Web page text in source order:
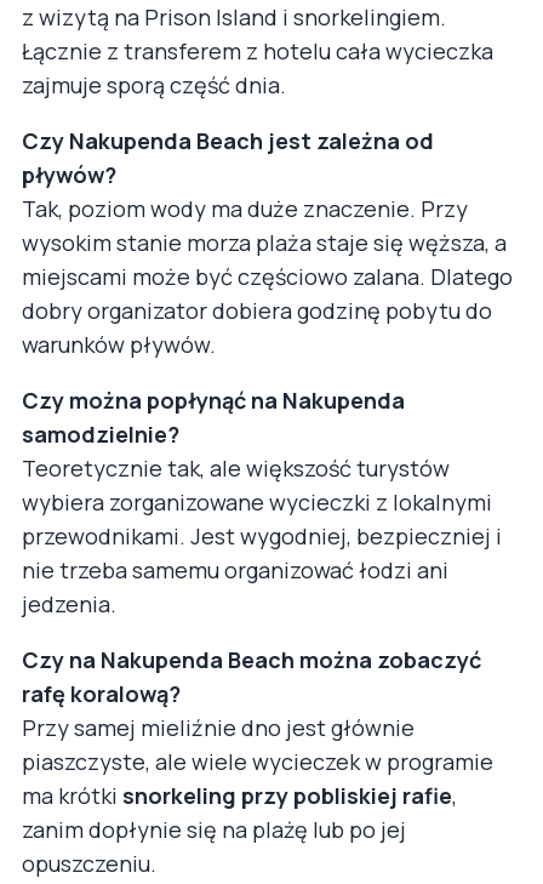
z wizytą na Prison Island i snorkelingiem.
Łącznie z transferem z hotelu cała wycieczka
zajmuje sporą część dnia.
Czy Nakupenda Beach jest zależna od
pływów?
Tak, poziom wody ma duże znaczenie. Przy
wysokim stanie morza plaża staje się węższa, a
miejscami może być częściowo zalana. Dlatego
dobry organizator dobiera godzinę pobytu do
warunków pływów.
Czy można popłynąć na Nakupenda
samodzielnie?
Teoretycznie tak, ale większość turystów
wybiera zorganizowane wycieczki z lokalnymi
przewodnikami. Jest wygodniej, bezpieczniej i
nie trzeba samemu organizować łodzi ani
jedzenia.
Czy na Nakupenda Beach można zobaczyć
rafę koralową?
Przy samej mieliźnie dno jest głównie
piaszczyste, ale wiele wycieczek w programie
ma krótki snorkeling przy pobliskiej rafie,
zanim dopłynie się na plażę lub po jej
opuszczeniu.